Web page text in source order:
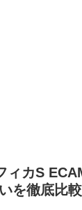
ィカS
を徹底比較